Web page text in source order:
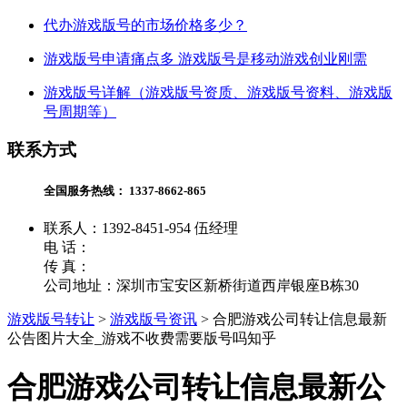
代办游戏版号的市场价格多少？
游戏版号申请痛点多 游戏版号是移动游戏创业刚需
游戏版号详解（游戏版号资质、游戏版号资料、游戏版
号周期等）
联系方式
全国服务热线： 1337-8662-865
联系人：1392-8451-954 伍经理
电 话：
传 真：
公司地址：深圳市宝安区新桥街道西岸银座B栋30
游戏版号转让 > 游戏版号资讯 > 合肥游戏公司转让信息最新
公告图片大全_游戏不收费需要版号吗知乎
合肥游戏公司转让信息最新公